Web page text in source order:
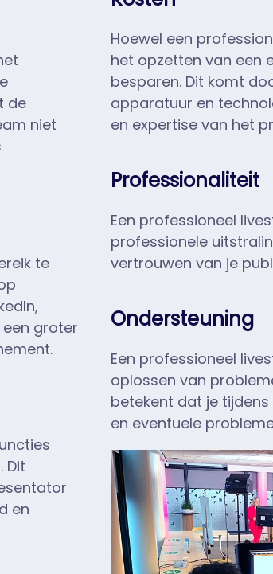
de
niet
te
een groter
Dit
en
Hoewel een
het opzetten van een
besparen. Dit komt
apparatuur en
en expertise van het
Professionaliteit
Een professioneel
professionele
vertrouwen van je
Ondersteuning
Een professioneel
oplossen van
betekent dat je
en eventuele